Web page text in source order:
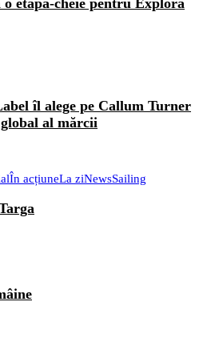
îl alege pe Callum Turner
al mărcii
În acțiuneLa ziNewsSailing